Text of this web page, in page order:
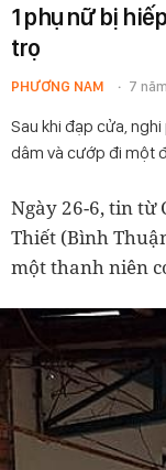
1 phụ nữ bị
trọ
PHƯƠNG NAM 7
Sau khi đạp cửa,
dâm và cướp đi một
Ngày 26-6, tin từ
Thiết (Bình
một thanh niên